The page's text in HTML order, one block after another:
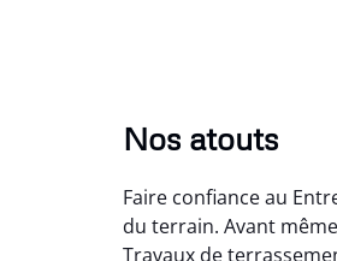
Nos atouts
Faire confiance au
du terrain. Avant
Travaux de